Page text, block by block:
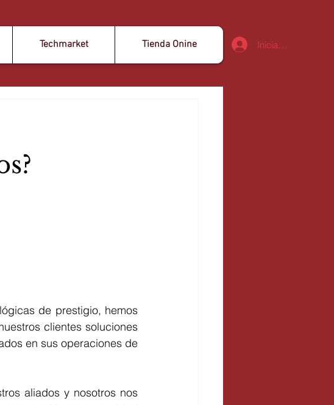
Techmarket Tienda Onine Iniciar sesión
de prestigio, hemos
clientes soluciones
en sus operaciones de
aliados y nosotros nos